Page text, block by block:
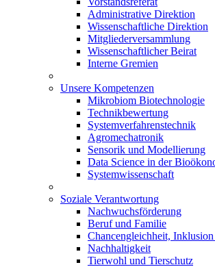
Administrative Direktion
Wissenschaftliche Direktion
Mitgliederversammlung
Wissenschaftlicher Beirat
Interne Gremien
Unsere Kompetenzen
Mikrobiom Biotechnologie
Technikbewertung
Systemverfahrenstechnik
Agromechatronik
Sensorik und Modellierung
Data Science in der
Systemwissenschaft
Soziale Verantwortung
Nachwuchsförderung
Beruf und Familie
Chancengleichheit,
Nachhaltigkeit
Tierwohl und Tierschutz